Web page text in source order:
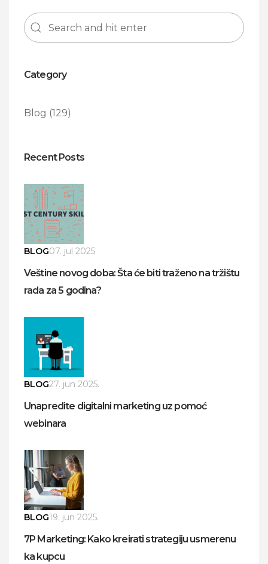
Category
Blog (129)
Recent Posts
BLOG07. jul 2025.
Veštine novog doba: Šta će biti traženo na tržištu
rada za 5 godina?
BLOG27. jun 2025.
Unapredite digitalni marketing uz pomoć
webinara
BLOG19. jun 2025.
7P Marketing: Kako kreirati strategiju usmerenu
ka kupcu